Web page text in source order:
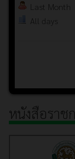
Last Month
All days
หนังสือราช